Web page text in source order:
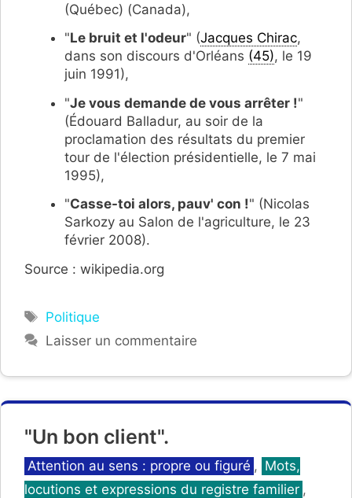
(Québec) (Canada),
"Le bruit et l'odeur" (Jacques Chirac,
dans son discours d'Orléans (45), le 19
juin 1991),
"Je vous demande de vous arrêter !"
(Édouard Balladur, au soir de la
proclamation des résultats du premier
tour de l'élection présidentielle, le 7 mai
1995),
"Casse-toi alors, pauv' con !" (Nicolas
Sarkozy au Salon de l'agriculture, le 23
février 2008).
Source : wikipedia.org
Étiquettes
Politique
Laisser un commentaire
"Un bon client".
Catégories
Attention au sens : propre ou figuré , Mots,
locutions et expressions du registre familier ,